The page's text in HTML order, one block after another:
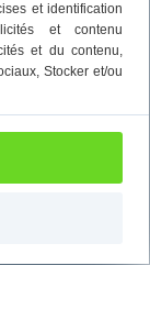
et identification
et contenu
et du contenu,
, Stocker et/ou